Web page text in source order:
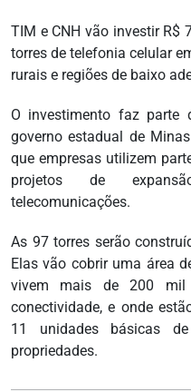
TIM e CNH vão investir R$
torres de telefonia celular
rurais e regiões de baixo
O investimento faz parte
governo estadual de
que empresas utilizem
projetos de
telecomunicações.
As 97 torres serão
Elas vão cobrir uma área
vivem mais de 200 mil
conectividade, e onde
11 unidades básicas
propriedades.